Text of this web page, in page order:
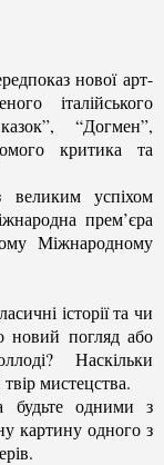
нової арт-
італійського
“Догмен”,
критика та
успіхом
прем’єра
Міжнародному
історії та чи
новий погляд або
Наскільки
мистецства.
будьте одними з
картину одного з